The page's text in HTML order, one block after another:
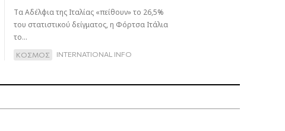
Tα Αδέλφια της Ιταλίας «πείθουν» το 26,5%
του στατιστικού δείγματος, η Φόρτσα Ιτάλια
το...
ΚΟΣΜΟΣ INTERNATIONAL INFO